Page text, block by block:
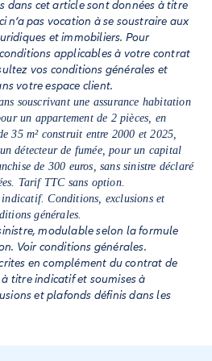
des faits, d’une estimation du
(factures, etc.).
dans cet article sont données à titre
n’a pas vocation à se soustraire aux
et immobiliers. Pour
applicables à votre contrat
vos conditions générales et
votre espace client.
souscrivant une assurance habitation
un appartement de 2 pièces, en
35 m² construit entre 2000 et 2025,
détecteur de fumée, pour un capital
de 300 euros, sans sinistre déclaré
Tarif TTC sans option.
indicatif. Conditions, exclusions et
générales.
modulable selon la formule
Voir conditions générales.
en complément du contrat de
titre indicatif et soumises à
et plafonds définis dans les